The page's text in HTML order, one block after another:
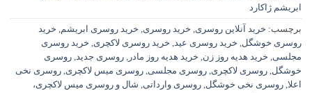
ابریشم ژاکارد
برچسب: خرید آنلاین روسری, خرید روسری, خرید روسری ابریشم, خرید
روسری خوشگل, خرید روسری عید, خرید روسری لاکچری, خرید روسری
مجلسی, خرید هدیه روز زن, خرید هدیه روز مادر , روسری جدید, روسری
خوشگل, روسری لاکچری, روسری مجلسی, روسری میس لاکچری, روسری نخی
اعلا, روسری نخی خوشگل, روسری وارداتی, شال و روسری میس لاکچری،